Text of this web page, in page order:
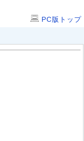
PC版トップ